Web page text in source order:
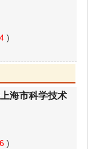
)
海市科学技术
)